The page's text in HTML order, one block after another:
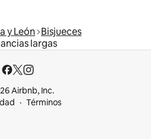
y León Bisjueces
largas
Airbnb, Inc.
Términos